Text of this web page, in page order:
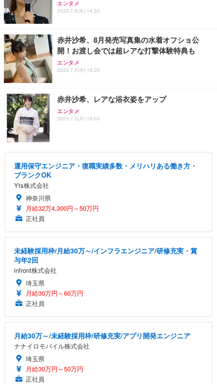
エンタメ
2023.7.6(木) 14:33
赤井沙希、8月発売写真集の水着オフショ公
開！お渡し会では超レアな打撃体験特典も
エンタメ
2023.7.5(水) 19:20
赤井沙希、レアな浴衣姿をアップ
エンタメ
2023.7.3(月) 18:03
運用保守エンジニア・復職実績多数・メリハリある働き方・
ブランクOK
Yts株式会社
神奈川県
月給32万4,300円～50万円
正社員
未経験採用枠/月給30万～/インフラエンジニア/研修充実・賞
与年2回
infront株式会社
埼玉県
月給30万円～60万円
正社員
月給30万～/未経験採用枠/研修充実/アプリ開発エンジニア
ナナイロモバイル株式会社
埼玉県
月給30万円～50万円
正社員